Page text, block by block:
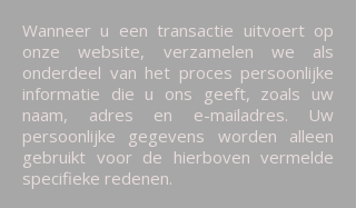
Wanneer u een transactie uitvoert op
onze website, verzamelen we als
onderdeel van het proces persoonlijke
informatie die u ons geeft, zoals uw
naam, adres en e-mailadres. Uw
persoonlijke gegevens worden alleen
gebruikt voor de hierboven vermelde
specifieke redenen.